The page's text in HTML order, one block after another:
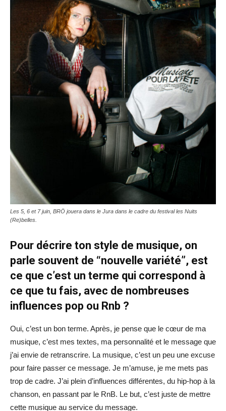
Les 5, 6 et 7 juin, BRÖ jouera dans le Jura dans le cadre du festival les Nuits
(Re)belles.
Pour décrire ton style de musique, on
parle souvent de “nouvelle variété”, est
ce que c’est un terme qui correspond à
ce que tu fais, avec de nombreuses
influences pop ou Rnb ?
Oui, c’est un bon terme. Après, je pense que le cœur de ma
musique, c’est mes textes, ma personnalité et le message que
j’ai envie de retranscrire. La musique, c’est un peu une excuse
pour faire passer ce message. Je m’amuse, je me mets pas
trop de cadre. J’ai plein d’influences différentes, du hip-hop à la
chanson, en passant par le RnB. Le but, c’est juste de mettre
cette musique au service du message.